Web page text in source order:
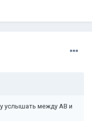
услышать между АВ и